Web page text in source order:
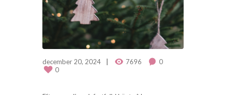
december 20, 2024 7696
0
0